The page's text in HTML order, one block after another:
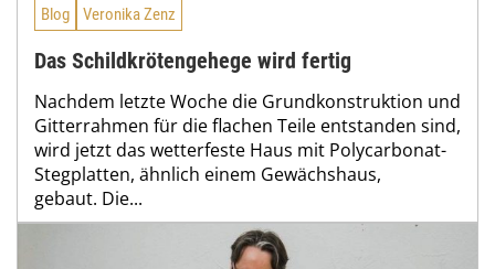
Blog Veronika Zenz
Das Schildkrötengehege wird fertig
Nachdem letzte Woche die Grundkonstruktion und
Gitterrahmen für die flachen Teile entstanden sind,
wird jetzt das wetterfeste Haus mit Polycarbonat-
Stegplatten, ähnlich einem Gewächshaus,
gebaut. Die...